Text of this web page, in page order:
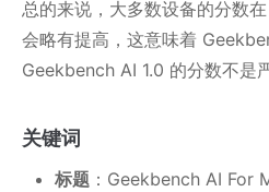
总的来说，大多数设备的分数
会略有提高，这意味着
Geekbench AI 1.0 的分数不是
关键词
标题 ：Geekbench AI For